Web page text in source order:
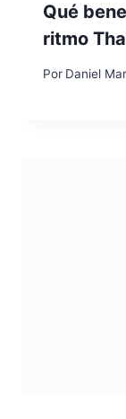
Qué
ritmo
Por Daniel